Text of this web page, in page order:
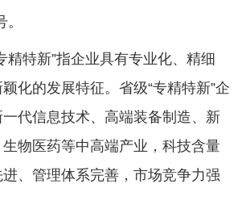
精特新”指企业具有专业化、精细
化的发展特征。省级“专精特新”企
代信息技术、高端装备制造、新
物医药等中高端产业，科技含量
、管理体系完善，市场竞争力强